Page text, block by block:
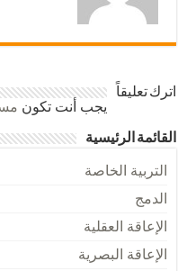
اترك تعليقاً
يجب أنت تكون
القائمة الرئيسية
التربية الخاصة
الدمج
الإعاقة العقلية
الإعاقة البصرية